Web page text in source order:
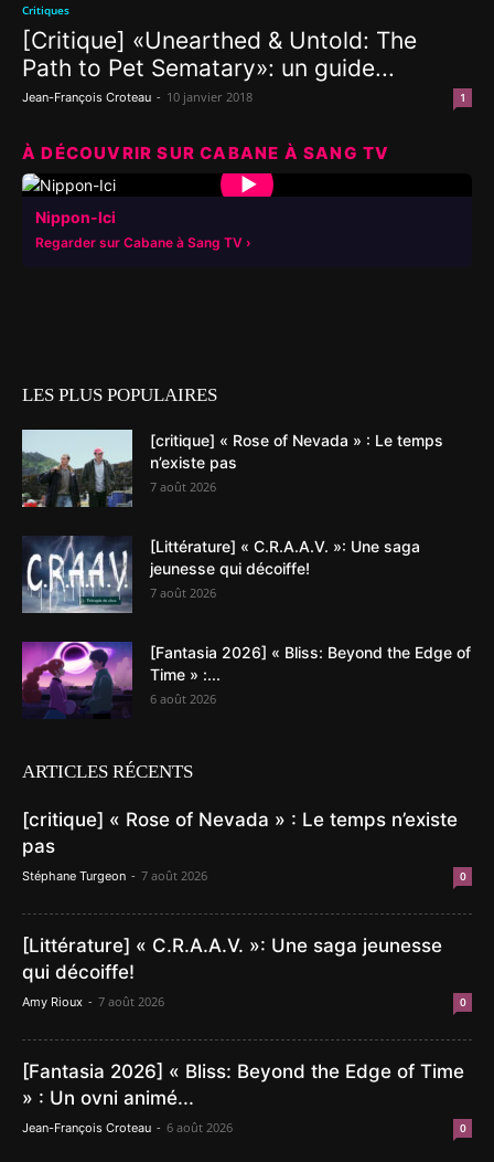
Critiques
[Critique] «Unearthed & Untold: The
Path to Pet Sematary»: un guide...
Jean-François Croteau - 10 janvier 2018 1
À DÉCOUVRIR SUR CABANE À SANG TV
▶
Nippon-Ici
Regarder sur Cabane à Sang TV
LES PLUS POPULAIRES
[critique] « Rose of Nevada » : Le temps
n’existe pas
7 août 2026
[Littérature] « C.R.A.A.V. »: Une saga
jeunesse qui décoiffe!
7 août 2026
[Fantasia 2026] « Bliss: Beyond the Edge of
Time » :...
6 août 2026
ARTICLES RÉCENTS
[critique] « Rose of Nevada » : Le temps n’existe
pas
Stéphane Turgeon - 7 août 2026 0
[Littérature] « C.R.A.A.V. »: Une saga jeunesse
qui décoiffe!
Amy Rioux - 7 août 2026 0
[Fantasia 2026] « Bliss: Beyond the Edge of Time
» : Un ovni animé...
Jean-François Croteau - 6 août 2026 0